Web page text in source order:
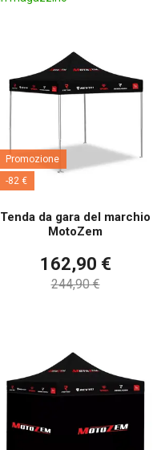
Promozione
-82 €
Tenda da gara del marchio
MotoZem
162,90 €
244,90 €